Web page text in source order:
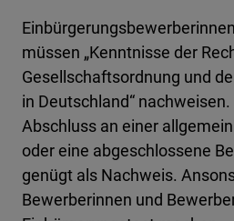
müssen „Kenntnisse der
Gesellschaftsordnung und
in Deutschland“
Abschluss an einer
oder eine abgeschlossene
genügt als Nachweis.
Bewerberinnen und